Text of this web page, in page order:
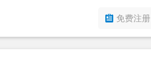
免费注册